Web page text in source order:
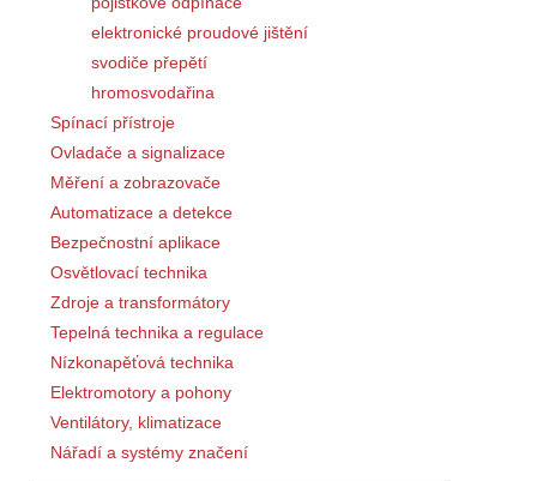
elektronické proudové jištění
svodiče přepětí
hromosvodařina
Spínací přístroje
Ovladače a signalizace
Měření a zobrazovače
Automatizace a detekce
Bezpečnostní aplikace
Osvětlovací technika
Zdroje a transformátory
Tepelná technika a regulace
Nízkonapěťová technika
Elektromotory a pohony
Ventilátory, klimatizace
Nářadí a systémy značení